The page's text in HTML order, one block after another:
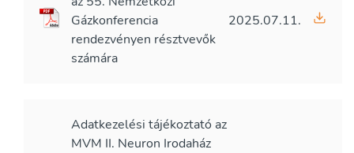
Gázkonferencia
rendezvényen résztvevők
számára
2025.07.11.
Adatkezelési tájékoztató az
MVM II. Neuron Irodaház